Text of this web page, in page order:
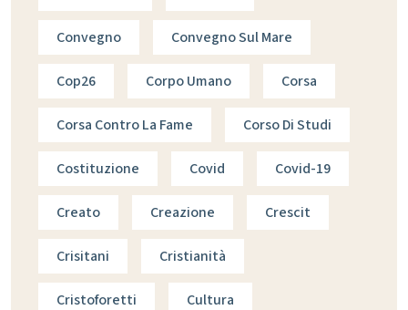
Convegno Convegno Sul Mare
Cop26 Corpo Umano Corsa
Corsa Contro La Fame Corso Di Studi
Costituzione Covid Covid-19
Creato Creazione Crescit
Crisitani Cristianità
Cristoforetti Cultura